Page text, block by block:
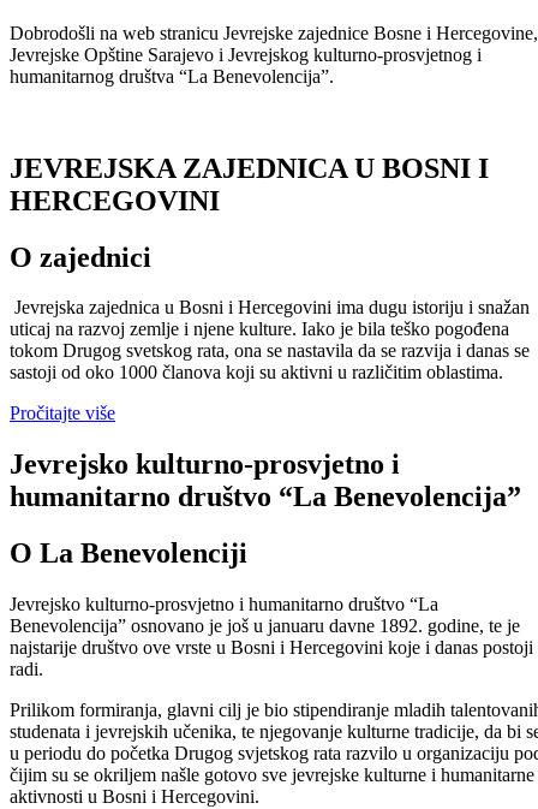
Dobrodošli na web stranicu Jevrejske zajednice Bosne i Hercegovine,
Jevrejske Opštine Sarajevo i Jevrejskog kulturno-prosvjetnog i
humanitarnog društva “La Benevolencija”.
JEVREJSKA ZAJEDNICA U BOSNI I
HERCEGOVINI
O zajednici
Jevrejska zajednica u Bosni i Hercegovini ima dugu istoriju i snažan
uticaj na razvoj zemlje i njene kulture. Iako je bila teško pogođena
tokom Drugog svetskog rata, ona se nastavila da se razvija i danas se
sastoji od oko 1000 članova koji su aktivni u različitim oblastima.
Pročitajte više
Jevrejsko kulturno-prosvjetno i
humanitarno društvo “La Benevolencija”
O La Benevolenciji
Jevrejsko kulturno-prosvjetno i humanitarno društvo “La
Benevolencija” osnovano je još u januaru davne 1892. godine, te je
najstarije društvo ove vrste u Bosni i Hercegovini koje i danas postoji
radi.
Prilikom formiranja, glavni cilj je bio stipendiranje mladih
studenata i jevrejskih učenika, te njegovanje kulturne tradicije, da bi
u periodu do početka Drugog svjetskog rata razvilo u organizaciju
čijim su se okriljem našle gotovo sve jevrejske kulturne i humanitarne
aktivnosti u Bosni i Hercegovini.